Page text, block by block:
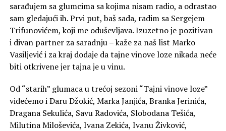
sarađujem sa glumcima sa kojima nisam radio, a odrastao
sam gledajući ih. Prvi put, baš sada, radim sa Sergejem
Trifunovićem, koji me oduševljava. Izuzetno je pozitivan
i divan partner za saradnju – kaže za naš list Marko
Vasiljević i za kraj dodaje da tajne vinove loze nikada neće
biti otkrivene jer tajna je u vinu.
Od “starih” glumaca u trećoj sezoni “Tajni vinove loze”
videćemo i Daru Džokić, Marka Janjića, Branka Jerinića,
Dragana Sekulića, Savu Radovića, Slobodana Tešića,
Milutina Miloševića, Ivana Zekića, Ivanu Živković,